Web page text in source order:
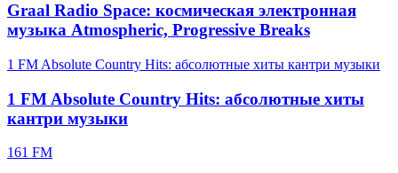
Graal Radio Space: космическая электронная
музыка Atmospheric, Progressive Breaks
1 FM Absolute Country Hits: абсолютные хиты кантри музыки
1 FM Absolute Country Hits: абсолютные хиты
кантри музыки
161 FM